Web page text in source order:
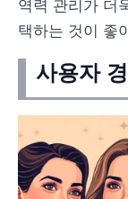
역력 관리가 더
택하는 것이 좋
사용자